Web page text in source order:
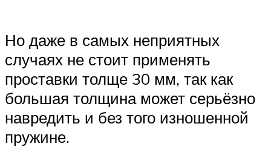
Но даже в самых неприятных
случаях не стоит применять
проставки толще 30 мм, так как
большая толщина может серьёзно
навредить и без того изношенной
пружине.